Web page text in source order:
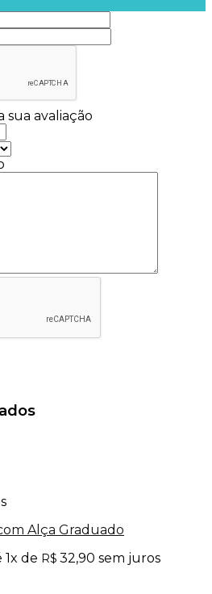
sua avaliação
Alça Graduado
1x de R$ 32,90 sem juros